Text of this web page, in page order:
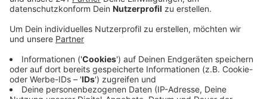
Anzeige
Das ist auch in den Krankenhäusern zu spüren: 55
Patienten mit Covid werden dort aktuell betreut –
fünf Stück davon auf den Intensivstationen.